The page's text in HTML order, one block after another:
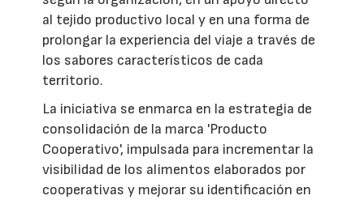
al tejido productivo local y en una forma de
prolongar la experiencia del viaje a través de
los sabores característicos de cada
territorio.
La iniciativa se enmarca en la estrategia de
consolidación de la marca 'Producto
Cooperativo', impulsada para incrementar la
visibilidad de los alimentos elaborados por
cooperativas y mejorar su identificación en